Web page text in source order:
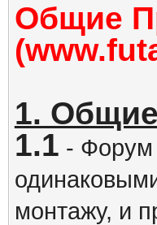
Общие
1.
1.1 - Форум
монтажу, и